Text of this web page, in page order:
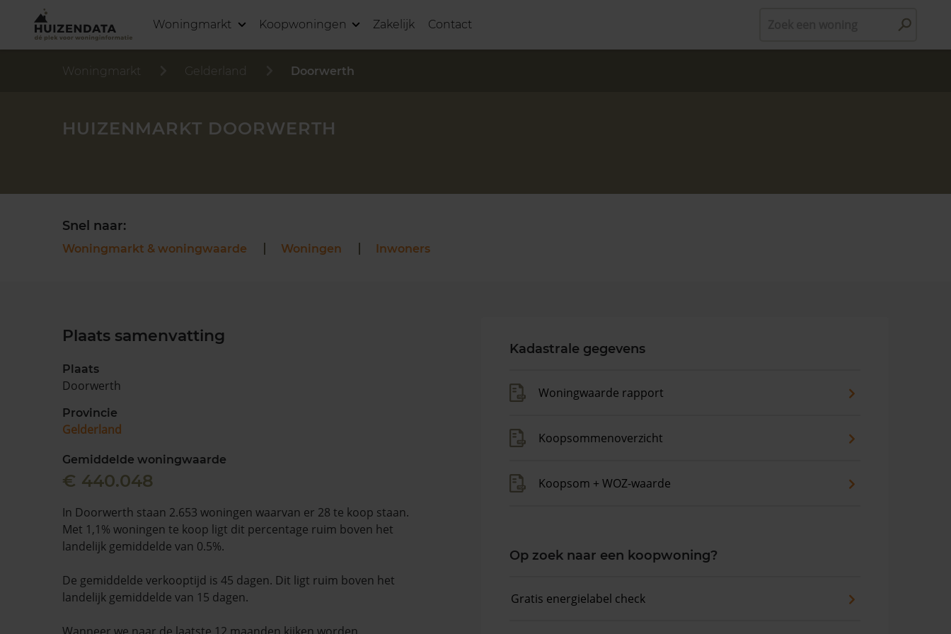
Woningmarkt Koopwoningen Zakelijk Contact
Woningmarkt Gelderland Doorwerth
HUIZENMARKT DOORWERTH
Snel naar:
Woningmarkt & woningwaarde Woningen Inwoners
Plaats samenvatting
Plaats
Doorwerth
Provincie
Gelderland
Gemiddelde woningwaarde
€ 440.048
In Doorwerth staan 2.653 woningen waarvan er 28 te koop staan.
Met 1,1% woningen te koop ligt dit percentage ruim boven het
landelijk gemiddelde van 0.5%.
De gemiddelde verkooptijd is 45 dagen. Dit ligt ruim boven het
landelijk gemiddelde van 15 dagen.
Kadastrale gegevens
Woningwaarde rapport
Koopsommenoverzicht
Koopsom + WOZ-waarde
Op zoek naar een koopwoning?
Gratis energielabel check